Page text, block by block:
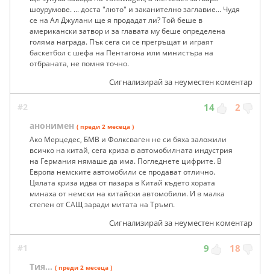
шоурумове. ... доста "люто" и заканително заглавие... Чудя
се на Ал Джулани ще я продадат ли? Той беше в
американски затвор и за главата му беше определена
голяма награда. Пък сега си се прегръщат и играят
баскетбол с шефа на Пентагона или министъра на
отбраната, не помня точно.
Сигнализирай за неуместен коментар
#2 14 2
анонимен ( преди 2 месеца )
Ако Мерцедес, БМВ и Фолксваген не си бяха заложили
всичко на китай, сега криза в автомобилната индустрия
на Германия нямаше да има. Погледнете цифрите. В
Европа немските автомобили се продават отлично.
Цялата криза идва от пазара в Китай където хората
минаха от немски на китайски автомобили. И в малка
степен от САЩ заради митата на Тръмп.
Сигнализирай за неуместен коментар
#1 9 18
Тия... ( преди 2 месеца )